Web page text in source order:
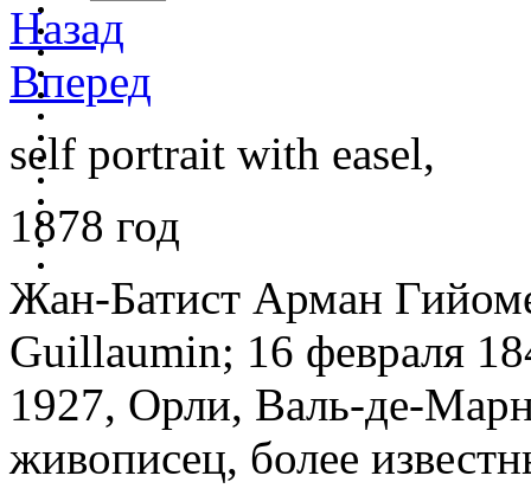
Назад
Вперед
self portrait with easel,
1878 год
Жан-Батист Арман
Guillaumin; 16 февраля
1927, Орли, Валь-де-
живописец, более